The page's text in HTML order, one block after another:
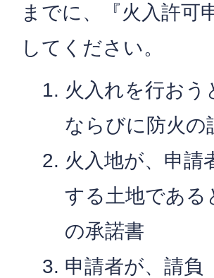
までに、『火入許可
してください。
火入れを行お
ならびに防火の
火入地が、申請
する土地である
の承諾書
申請者が、請負